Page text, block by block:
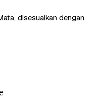
disesuaikan dengan